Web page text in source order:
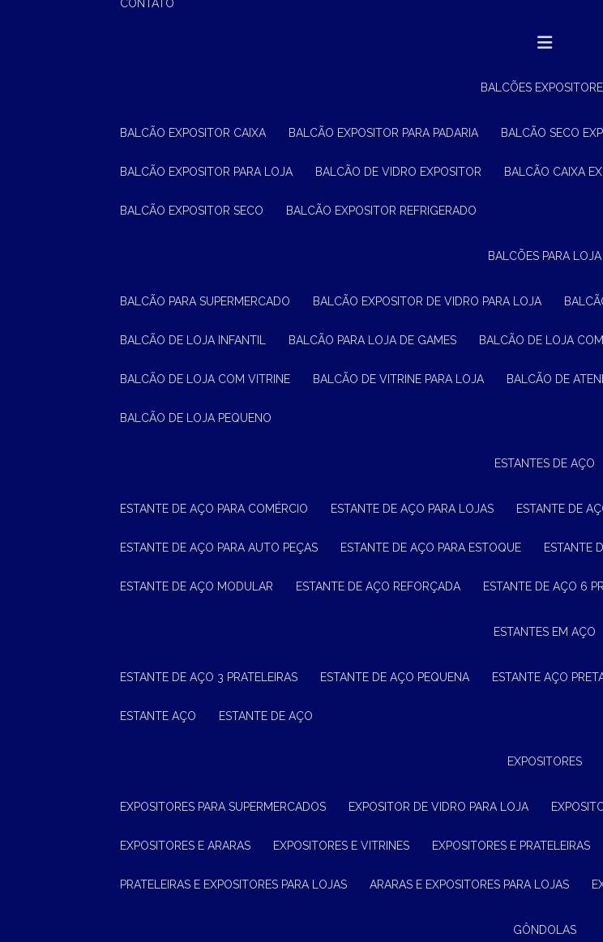
CONTATO
BALCÕES
BALCÃO EXPOSITOR CAIXA BALCÃO EXPOSITOR PARA PADARIA BALCÃO SECO
BALCÃO EXPOSITOR PARA LOJA BALCÃO DE VIDRO EXPOSITOR BALCÃO CAIXA
BALCÃO EXPOSITOR SECO BALCÃO EXPOSITOR REFRIGERADO
BALCÕES PARA LOJA
BALCÃO PARA SUPERMERCADO BALCÃO EXPOSITOR DE VIDRO PARA LOJA
BALCÃO DE LOJA INFANTIL BALCÃO PARA LOJA DE GAMES BALCÃO DE LOJA
BALCÃO DE LOJA COM VITRINE BALCÃO DE VITRINE PARA LOJA BALCÃO DE
BALCÃO DE LOJA PEQUENO
ESTANTES DE AÇO
ESTANTE DE AÇO PARA COMÉRCIO ESTANTE DE AÇO PARA LOJAS ESTANTE DE
ESTANTE DE AÇO PARA AUTO PEÇAS ESTANTE DE AÇO PARA ESTOQUE ESTANTE
ESTANTE DE AÇO MODULAR ESTANTE DE AÇO REFORÇADA ESTANTE DE AÇO 6
ESTANTES EM AÇO
ESTANTE DE AÇO 3 PRATELEIRAS ESTANTE DE AÇO PEQUENA ESTANTE AÇO
ESTANTE AÇO ESTANTE DE AÇO
EXPOSITORES
EXPOSITORES PARA SUPERMERCADOS EXPOSITOR DE VIDRO PARA LOJA
EXPOSITORES E ARARAS EXPOSITORES E VITRINES EXPOSITORES E PRATELEIRAS
PRATELEIRAS E EXPOSITORES PARA LOJAS ARARAS E EXPOSITORES PARA LOJAS
GÔNDOLAS